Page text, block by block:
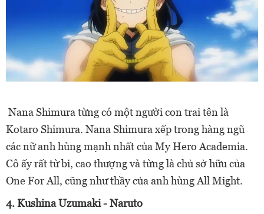
Nana Shimura từng có một người con trai tên là
Kotaro Shimura. Nana Shimura xếp trong hàng ngũ
các nữ anh hùng mạnh nhất của My Hero Academia.
Cô ấy rất từ bi, cao thượng và từng là chủ sở hữu của
One For All, cũng như thầy của anh hùng All Might.
4. Kushina Uzumaki - Naruto